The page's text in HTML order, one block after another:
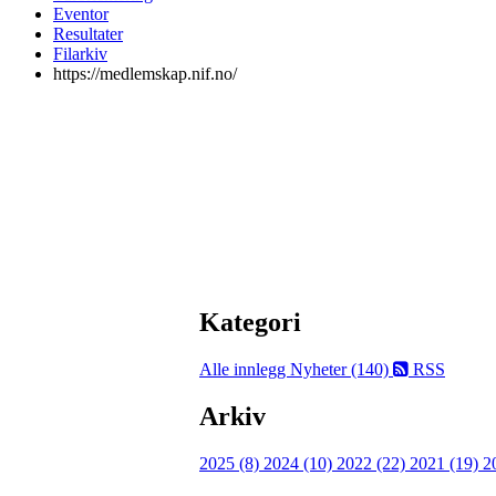
Eventor
Resultater
Filarkiv
https://medlemskap.nif.no/
Kategori
Alle innlegg Nyheter (140) RSS
Arkiv
2025 (8) 2024 (10) 2022 (22) 2021 (19)